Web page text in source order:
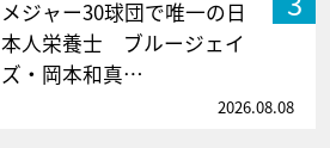
メジャー30球団で唯一の日
本人栄養士 ブルージェイ
ズ・岡本和真…
2026.08.08